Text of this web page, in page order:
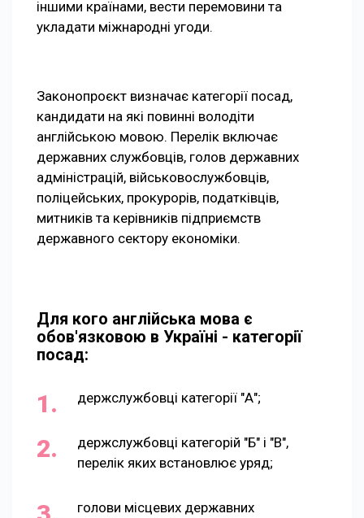
іншими країнами, вести перемовини та
укладати міжнародні угоди.
Законопроєкт визначає категорії посад,
кандидати на які повинні володіти
англійською мовою. Перелік включає
державних службовців, голов державних
адміністрацій, військовослужбовців,
поліцейських, прокурорів, податківців,
митників та керівників підприємств
державного сектору економіки.
Для кого англійська мова є
обов'язковою в Україні - категорії
посад:
держслужбовці категорії "А";
держслужбовці категорій "Б" і "В",
перелік яких встановлює уряд;
голови місцевих державних